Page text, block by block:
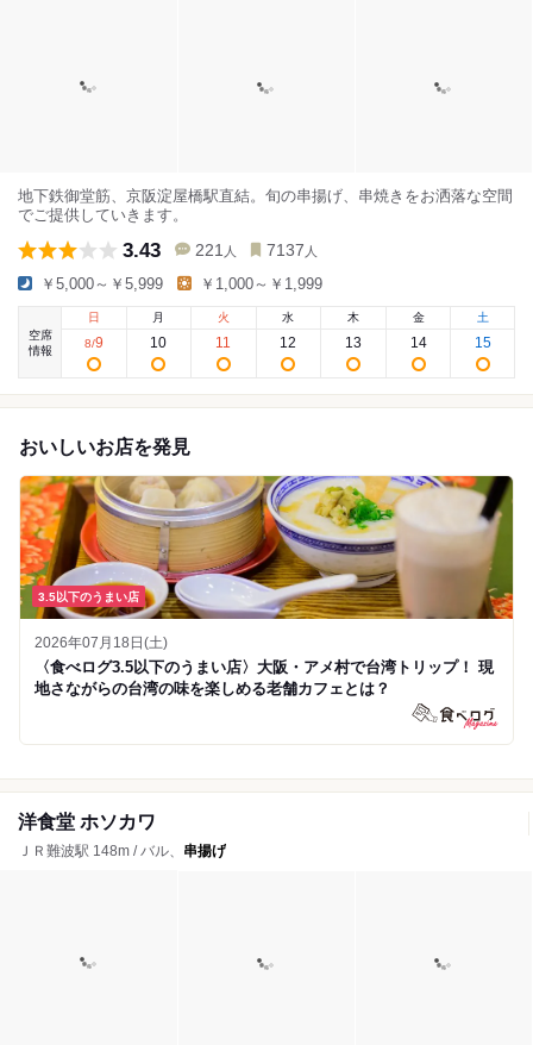
地下鉄御堂筋、京阪淀屋橋駅直結。旬の串揚げ、串焼きをお洒落な空間
でご提供していきます。
3.43 221 人 7137 人
￥5,000～￥5,999 ￥1,000～￥1,999
空席
情報
日
8/9
月
10
火
11
水
12
木
13
金
14
土
15
おいしいお店を発見
3.5以下のうまい店
2026年07月18日(土)
〈食べログ3.5以下のうまい店〉大阪・アメ村で台湾トリップ！ 現
地さながらの台湾の味を楽しめる老舗カフェとは？
洋食堂 ホソカワ
ＪＲ難波駅 148m / バル、 串揚げ